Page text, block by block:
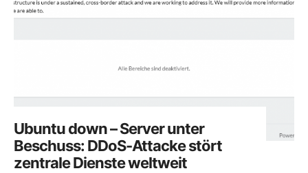
Ubuntu down – Server unter
Beschuss: DDoS-Attacke stört
zentrale Dienste weltweit